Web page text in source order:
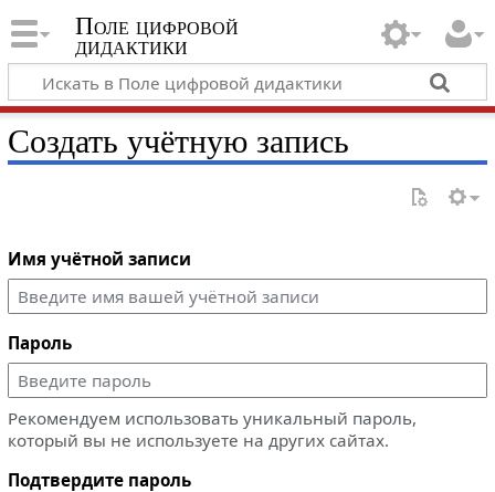
Поле цифровой
дидактики
Создать учётную запись
Имя учётной записи
Пароль
Рекомендуем использовать уникальный пароль,
который вы не используете на других сайтах.
Подтвердите пароль